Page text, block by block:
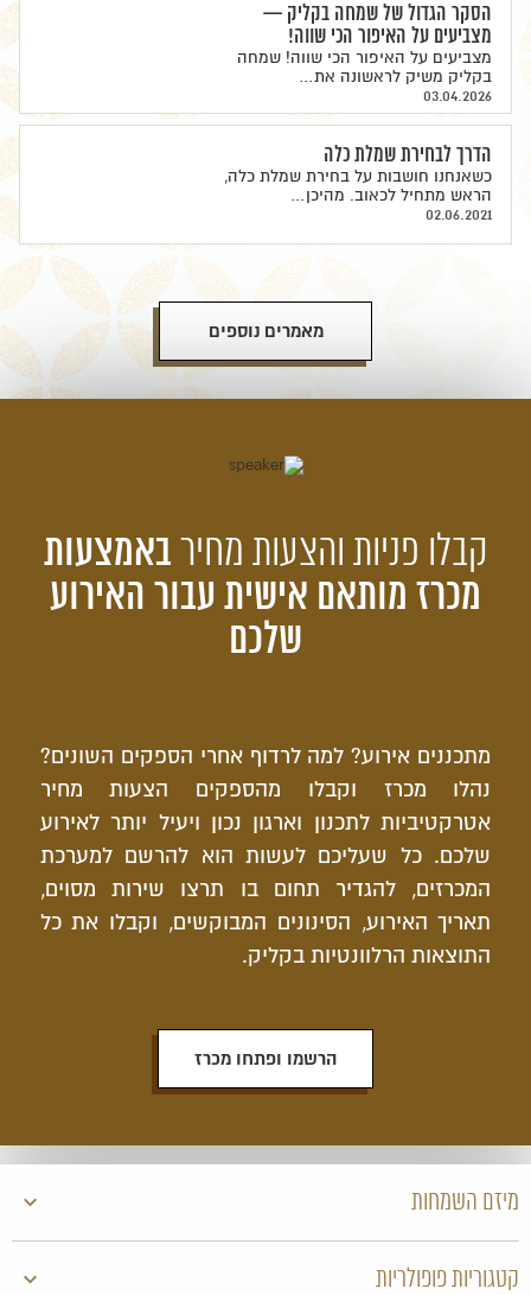
הסקר הגדול של שמחה בקליק —
מצביעים על האיפור הכי שווה!
מצביעים על האיפור הכי שווה! שמחה
בקליק משיק לראשונה את…
03.04.2026
הדרך לבחירת שמלת כלה
כשאנחנו חושבות על בחירת שמלת כלה,
הראש מתחיל לכאוב. מהיכן…
02.06.2021
מאמרים נוספים
קבלו פניות והצעות מחיר באמצעות
מכרז מותאם אישית עבור האירוע
שלכם
מתכננים אירוע? למה לרדוף אחרי הספקים השונים?
נהלו מכרז וקבלו מהספקים הצעות מחיר
אטרקטיביות לתכנון וארגון נכון ויעיל יותר לאירוע
שלכם. כל שעליכם לעשות הוא להרשם למערכת
המכרזים, להגדיר תחום בו תרצו שירות מסוים,
תאריך האירוע, הסינונים המבוקשים, וקבלו את כל
התוצאות הרלוונטיות בקליק.
הרשמו ופתחו מכרז
מיזם השמחות
קטגוריות פופולריות